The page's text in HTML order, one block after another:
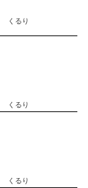
くるり
くるり
くるり